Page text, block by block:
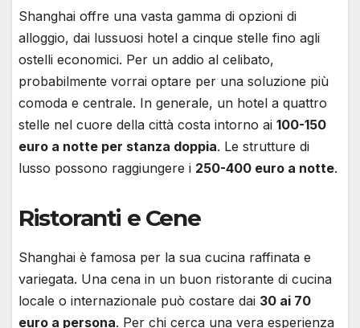
Shanghai offre una vasta gamma di opzioni di
alloggio, dai lussuosi hotel a cinque stelle fino agli
ostelli economici. Per un addio al celibato,
probabilmente vorrai optare per una soluzione più
comoda e centrale. In generale, un hotel a quattro
stelle nel cuore della città costa intorno ai 100-150
euro a notte per stanza doppia. Le strutture di
lusso possono raggiungere i 250-400 euro a notte.
Ristoranti e Cene
Shanghai è famosa per la sua cucina raffinata e
variegata. Una cena in un buon ristorante di cucina
locale o internazionale può costare dai 30 ai 70
euro a persona. Per chi cerca una vera esperienza